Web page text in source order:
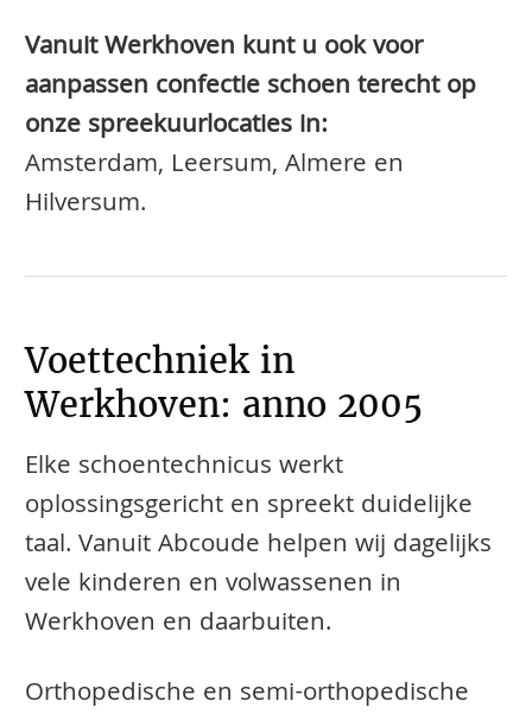
Vanuit Werkhoven kunt u ook voor
aanpassen confectie schoen terecht op
onze spreekuurlocaties in:
Amsterdam, Leersum, Almere en
Hilversum.
Voettechniek in
Werkhoven: anno 2005
Elke schoentechnicus werkt
oplossingsgericht en spreekt duidelijke
taal. Vanuit Abcoude helpen wij dagelijks
vele kinderen en volwassenen in
Werkhoven en daarbuiten.
​​​​Orthopedische en semi-orthopedische